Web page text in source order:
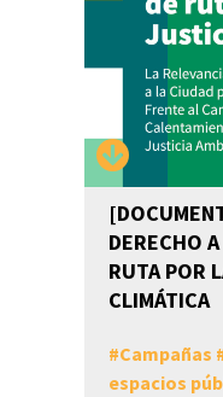
DERECHO
RUTA POR
CLIMÁTICA
#Campañas
espacios